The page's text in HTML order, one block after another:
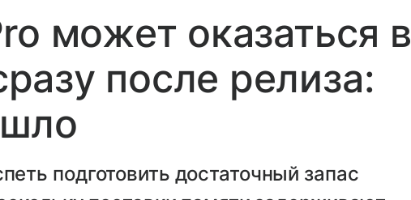
может оказаться в
после релиза:
подготовить достаточный запас